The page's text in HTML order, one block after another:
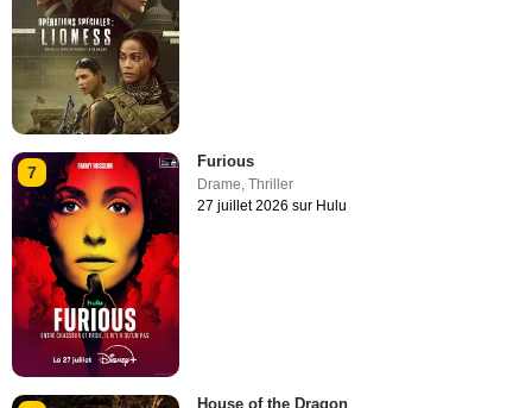
7
Furious
Drame,Thriller
27 juillet 2026 sur Hulu
House of the Dragon